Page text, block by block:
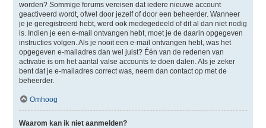
worden? Sommige forums vereisen dat iedere nieuwe account
geactiveerd wordt, ofwel door jezelf of door een beheerder. Wanneer
je je geregistreerd hebt, werd ook medegedeeld of dit al dan niet nodig
is. Indien je een e-mail ontvangen hebt, moet je de daarin opgegeven
instructies volgen. Als je nooit een e-mail ontvangen hebt, was het
opgegeven e-mailadres dan wel juist? Één van de redenen van
activatie is om het aantal valse accounts te doen dalen. Als je zeker
bent dat je e-mailadres correct was, neem dan contact op met de
beheerder.
Omhoog
Waarom kan ik niet aanmelden?